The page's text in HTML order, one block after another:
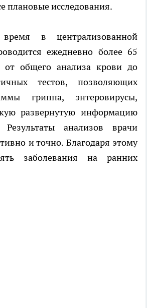
плановые исследования.
в централизованной
ежедневно более 65
от общего анализа крови до
тестов, позволяющих
гриппа, энтеровирусы,
развернутую информацию
анализов врачи
и точно. Благодаря этому
заболевания на ранних